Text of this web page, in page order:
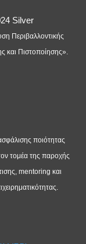
Περιβαλλοντικής
και Πιστοποίησης».
ποιότητας
τομέα της παροχής
mentoring και